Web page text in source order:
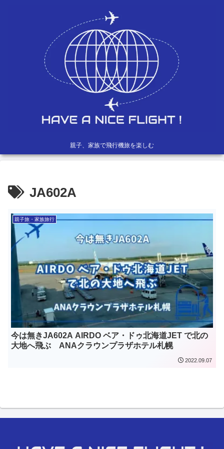
親子、家族で飛行機旅を楽しむ
JA602A
親子旅・家族旅行
今は無きJA602A AIRDO ベア・ドゥ北海道JET で北の
大地へ飛ぶ ANAクラウンプラザホテル札幌
2022.09.07